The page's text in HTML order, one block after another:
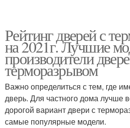
Рейтинг дверей с
на 2021г. Лучшие
производители
терморазрывом
Важно определиться с тем, где
дверь. Для частного дома лучше
дорогой вариант двери с
самые популярные модели.